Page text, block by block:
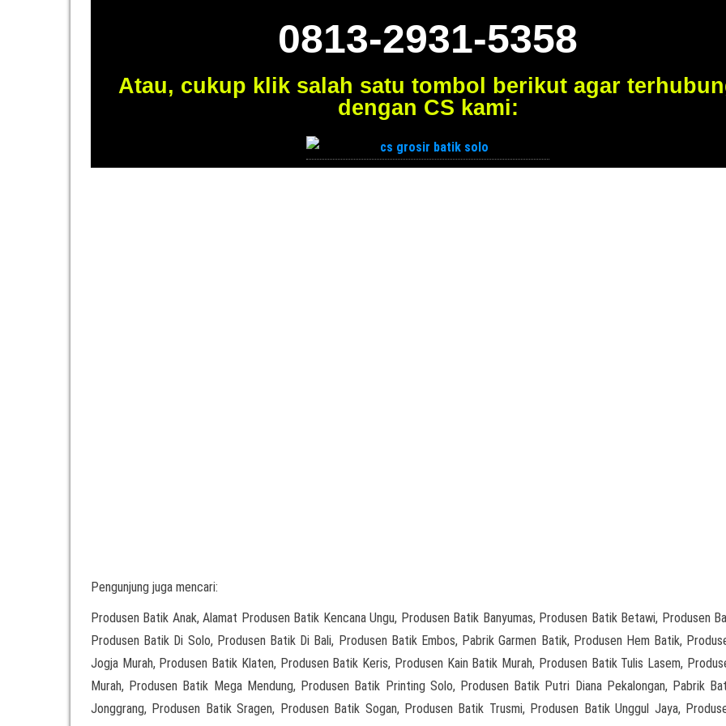
0813-2931-5358
Atau, cukup klik salah satu tombol berikut agar
dengan CS kami:
Pengunjung juga mencari:
Produsen Batik Anak, Alamat Produsen Batik Kencana Ungu, Produsen Batik Banyumas, Produsen Batik Betawi, Produsen
Produsen Batik Di Solo, Produsen Batik Di Bali, Produsen Batik Embos, Pabrik Garmen Batik, Produsen Hem Batik,
Jogja Murah, Produsen Batik Klaten, Produsen Batik Keris, Produsen Kain Batik Murah, Produsen Batik Tulis Lasem,
Murah, Produsen Batik Mega Mendung, Produsen Batik Printing Solo, Produsen Batik Putri Diana Pekalongan, Pabrik
Jonggrang, Produsen Batik Sragen, Produsen Batik Sogan, Produsen Batik Trusmi, Produsen Batik Unggul Jaya,